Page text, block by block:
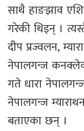
साथै हाङझाव
गरेकी थिइन् ।
दीप प्रज्वलन,
नेपालगन्ज
गते धारा
नेपालगन्ज
बताएका छन् ।